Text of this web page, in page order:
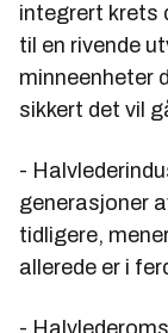
integrert krets
til en rivende
minneenheter
sikkert det vil
-
generasjoner
tidligere,
allerede er i